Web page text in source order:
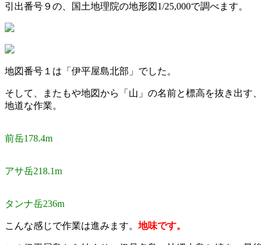
引出番号９の、国土地理院の地形図1/25,000で調べます。
地図番号１は「伊平屋島北部」でした。
そして、またもや地図から「山」の名前と標高を抜き出す、
地道な作業。
前岳178.4m
アサ岳218.1m
タンナ岳236m
こんな感じで作業は進みます。 地味です。